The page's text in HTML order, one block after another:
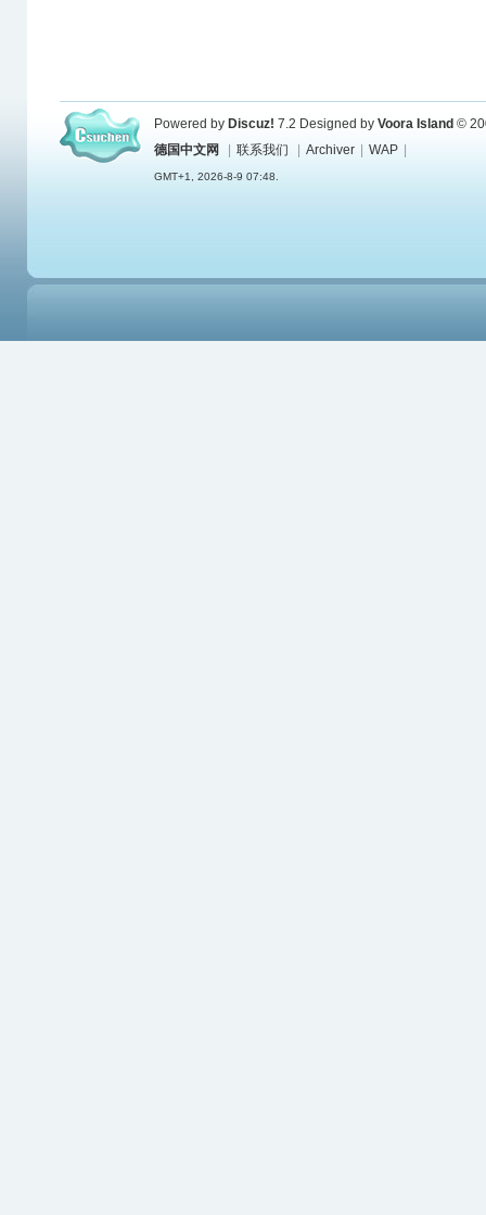
Powered by Discuz! 7.2 Designed by Voora Island ©
德国中文网
联系我们 Archiver WAP
GMT+1, 2026-8-9 07:48.